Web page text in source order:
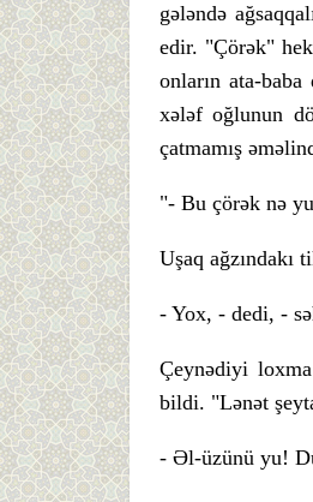
gələndə
edir. "Çörək"
onların ata-
xələf oğlunun
çatmamış
"- Bu çörək nə
Uşaq ağzındakı
- Yox, - dedi, -
Çeynədiyi
bildi. "Lənət
- Əl-üzünü yu!